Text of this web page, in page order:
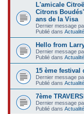
L'amicale
Citrons
ans de la Visa
Dernier message
Publié dans
Hello from
Dernier message
Publié dans
15 ème festival
Dernier message
Publié dans
7ème
Dernier message
Publié dans